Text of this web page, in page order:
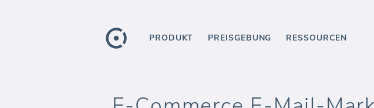
PRODUKT PREISGEBUNG RESSOURCEN